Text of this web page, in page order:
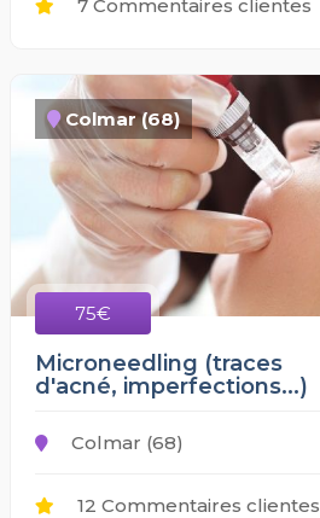
7 Commentaires clientes
Colmar (68)
75€
Microneedling (traces
d'acné, imperfections...)
Colmar (68)
12 Commentaires clientes